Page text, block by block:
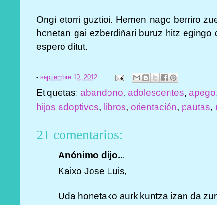
Ongi etorri guztioi. Hemen nago berriro
honetan gai ezberdiñari buruz hitz
espero ditut.
-septiembre 10, 2012
Etiquetas:abandono,adolescentes,apego
hijos adoptivos, libros,orientación, pautas,
21 comentarios:
Anónimo dijo...
Kaixo Jose Luis,
Uda honetako aurkikuntza izan da